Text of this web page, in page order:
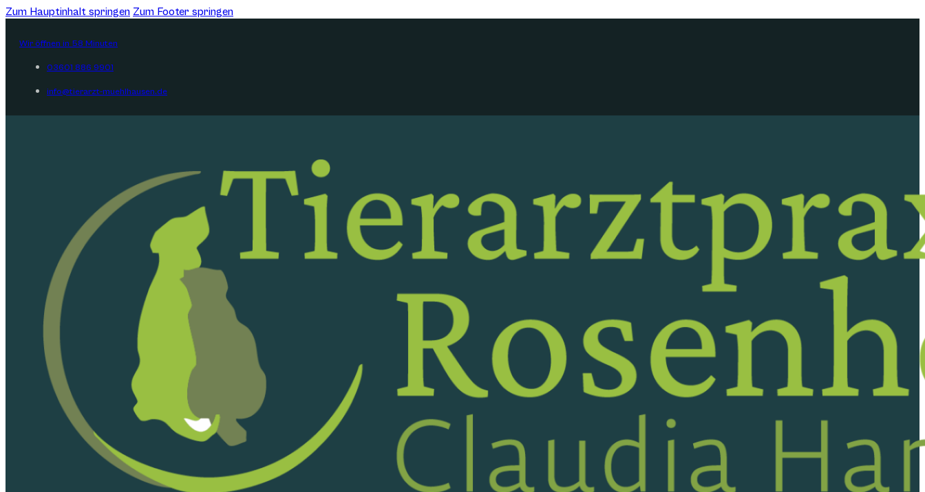
Zum Hauptinhalt springen Zum Footer springen
Wir öffnen in 58 Minuten
03601 886 9901
info@tierarzt-muehlhausen.de